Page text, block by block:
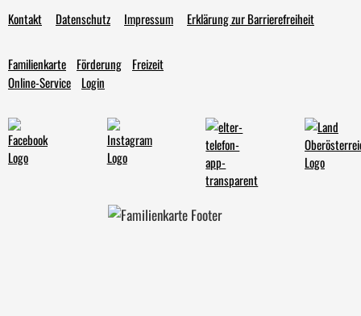
Kontakt Datenschutz Impressum Erklärung zur Barrierefreiheit
Familienkarte Förderung
Freizeit
Online-Service
Login